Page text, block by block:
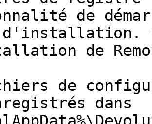
de
d'installation.
de
de
dans